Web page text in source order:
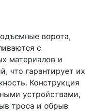
ворота,
с
материалов и
что гарантирует их
Конструкция
устройствами,
троса и обрыв